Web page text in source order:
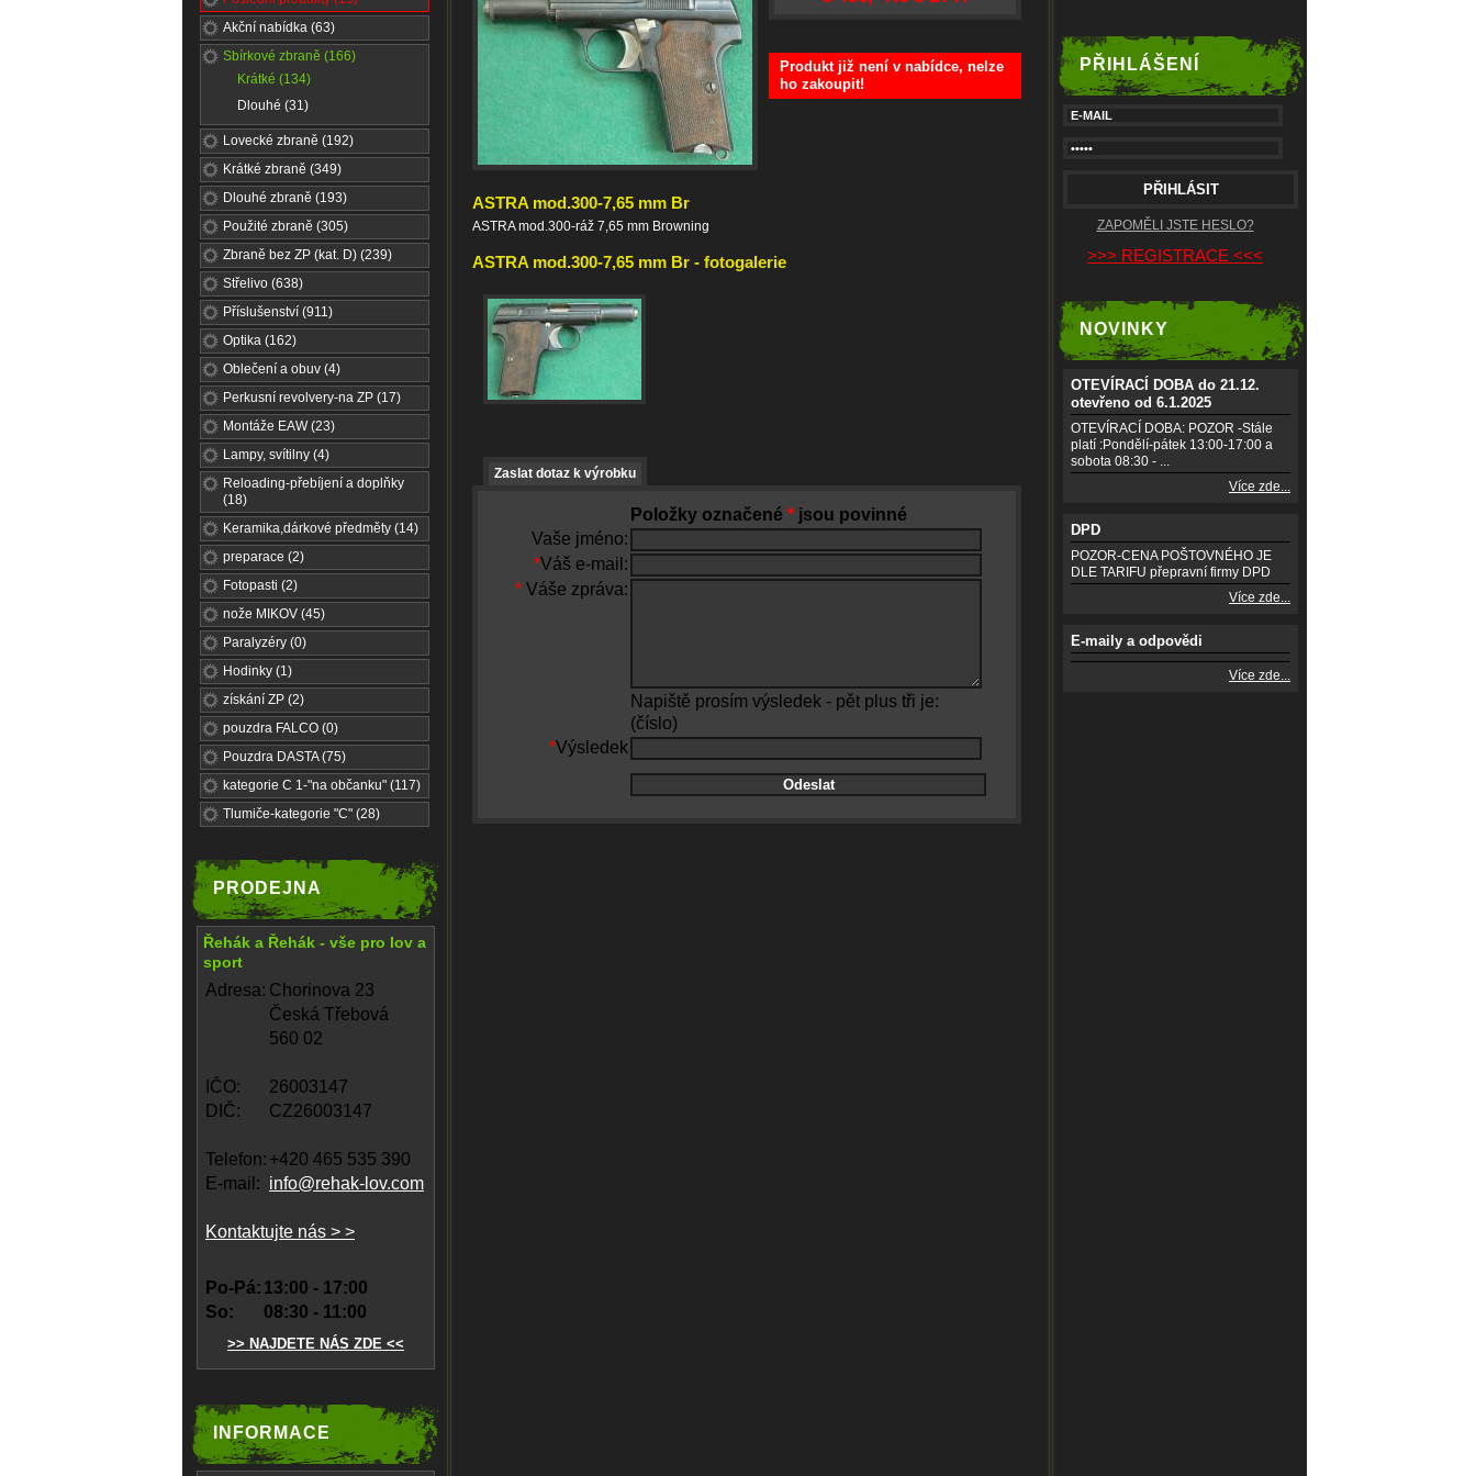
Akční nabídka (63)
Sbírkové zbraně (166)
Krátké (134)
Dlouhé (31)
Lovecké zbraně (192)
Krátké zbraně (349)
Dlouhé zbraně (193)
Použité zbraně (305)
Zbraně bez ZP (kat. D) (239)
Střelivo (638)
Příslušenství (911)
Optika (162)
Oblečení a obuv (4)
Perkusní revolvery-na ZP (17)
Montáže EAW (23)
Lampy, svítilny (4)
Reloading-přebíjení a doplňky
(18)
Keramika,dárkové předměty (14)
preparace (2)
Fotopasti (2)
nože MIKOV (45)
Paralyzéry (0)
Hodinky (1)
získání ZP (2)
pouzdra FALCO (0)
Pouzdra DASTA (75)
kategorie C 1-"na občanku" (117)
Tlumiče-kategorie "C" (28)
PRODEJNA
Řehák a Řehák - vše pro lov a
sport
Adresa: Chorinova 23
Česká Třebová
560 02
IČO:
26003147
DIČ:
CZ26003147
Telefon: +420 465 535 390
E-mail: info@rehak-lov.com
Kontaktujte nás > >
Po-Pá: 13:00 - 17:00
So:
08:30 - 11:00
>> NAJDETE NÁS ZDE <<
INFORMACE
Produkt již není v nabídce, nelze
ho zakoupit!
ASTRA mod.300-7,65 mm Br
ASTRA mod.300-ráž 7,65 mm Browning
ASTRA mod.300-7,65 mm Br - fotogalerie
Zaslat dotaz k výrobku
Položky označené * jsou povinné
Vaše jméno:
*Váš e-mail:
* Váše zpráva:
Napiště prosím výsledek - pět plus tři je:
(číslo)
*Výsledek
PŘIHLÁŠENÍ
ZAPOMĚLI JSTE HESLO?
>>> REGISTRACE <<<
NOVINKY
OTEVÍRACÍ DOBA do 21.12.
otevřeno od 6.1.2025
OTEVÍRACÍ DOBA: POZOR -Stále
platí :Pondělí-pátek 13:00-17:00 a
sobota 08:30 - ...
Více zde...
DPD
POZOR-CENA POŠTOVNÉHO JE
DLE TARIFU přepravní firmy DPD
Více zde...
E-maily a odpovědi
Více zde...